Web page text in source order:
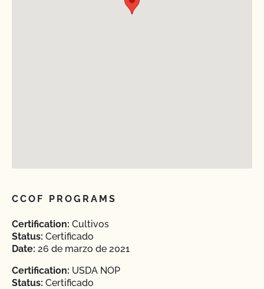
CCOF PROGRAMS
Certification: Cultivos
Status: Certificado
Date: 26 de marzo de 2021
Certification: USDA NOP
Status: Certificado